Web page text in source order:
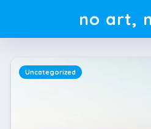
no art,
Uncategorized